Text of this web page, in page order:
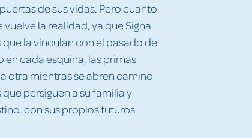
de sus vidas. Pero cuanto
la realidad, ya que Signa
la vinculan con el pasado de
cada esquina, las primas
otra mientras se abren camino
persiguen a su familia y
con sus propios futuros